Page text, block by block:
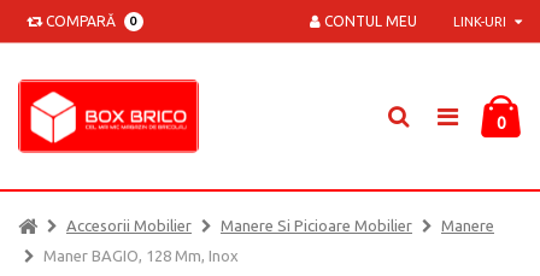
COMPARĂ 0 LINK-URI
CONTUL MEU
0
Accesorii Mobilier Manere Si Picioare Mobilier
Manere
Maner BAGIO, 128 Mm, Inox